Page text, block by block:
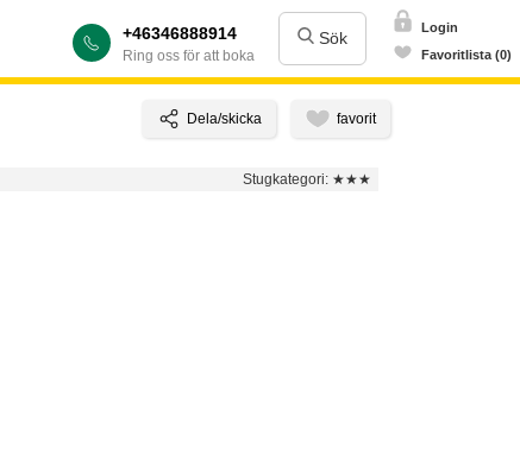
+46346888914
Ring oss för att boka
Sök
Login
Favoritlista (0)
Stugkategori: ★★★